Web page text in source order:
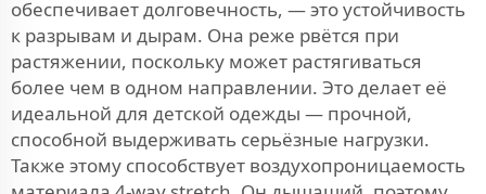
обеспечивает долговечность, — это устойчивость
к разрывам и дырам. Она реже рвётся при
растяжении, поскольку может растягиваться
более чем в одном направлении. Это делает её
идеальной для детской одежды — прочной,
способной выдерживать серьёзные нагрузки.
Также этому способствует воздухопроницаемость